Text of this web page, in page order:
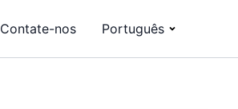
Contate-nos Português